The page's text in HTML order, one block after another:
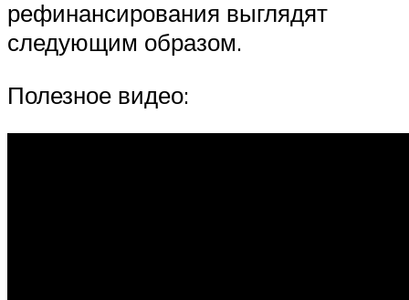
рефинансирования выглядят
следующим образом.
Полезное видео: